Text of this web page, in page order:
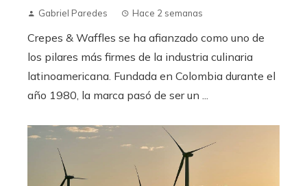
Gabriel Paredes Hace 2 semanas
Crepes & Waffles se ha afianzado como uno de
los pilares más firmes de la industria culinaria
latinoamericana. Fundada en Colombia durante el
año 1980, la marca pasó de ser un ...